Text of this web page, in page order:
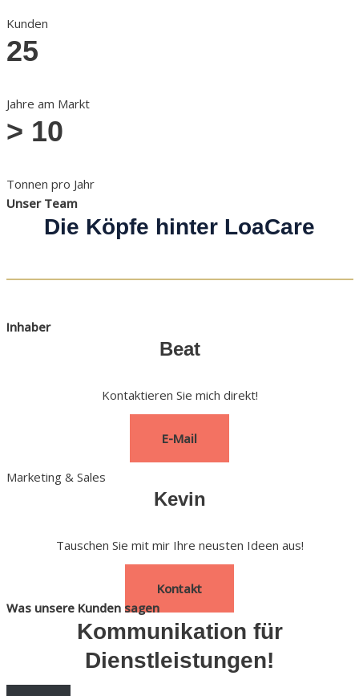
Kunden
25
Jahre am Markt
> 10
Tonnen pro Jahr
Unser Team
Die Köpfe hinter LoaCare
Inhaber
Beat
Kontaktieren Sie mich direkt!
E-Mail
Marketing & Sales
Kevin
Tauschen Sie mit mir Ihre neusten Ideen aus!
Kontakt
Was unsere Kunden sagen
Kommunikation für
Dienstleistungen!